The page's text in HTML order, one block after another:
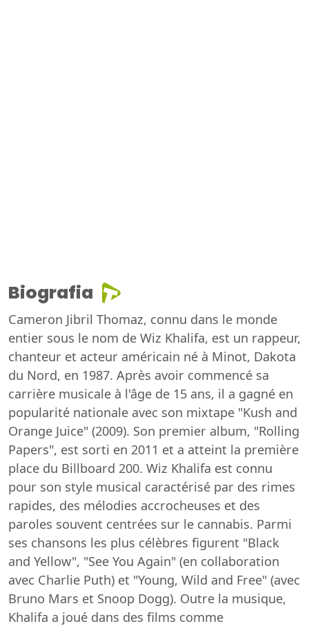
Biografia
Cameron Jibril Thomaz, connu dans le monde
entier sous le nom de Wiz Khalifa, est un rappeur,
chanteur et acteur américain né à Minot, Dakota
du Nord, en 1987. Après avoir commencé sa
carrière musicale à l'âge de 15 ans, il a gagné en
popularité nationale avec son mixtape "Kush and
Orange Juice" (2009). Son premier album, "Rolling
Papers", est sorti en 2011 et a atteint la première
place du Billboard 200. Wiz Khalifa est connu
pour son style musical caractérisé par des rimes
rapides, des mélodies accrocheuses et des
paroles souvent centrées sur le cannabis. Parmi
ses chansons les plus célèbres figurent "Black
and Yellow", "See You Again" (en collaboration
avec Charlie Puth) et "Young, Wild and Free" (avec
Bruno Mars et Snoop Dogg). Outre la musique,
Khalifa a joué dans des films comme